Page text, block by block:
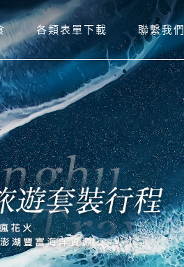
各類表單下載 聯繫我們